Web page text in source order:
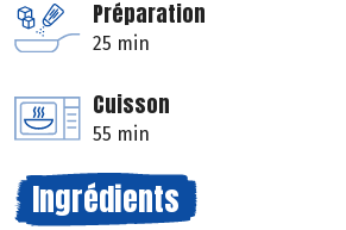
Préparation
25 min
Cuisson
55 min
Ingrédients